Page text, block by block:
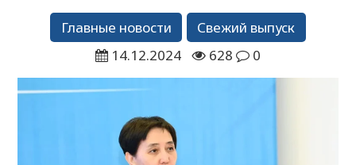
Главные новости
Свежий выпуск
14.12.2024
628 0